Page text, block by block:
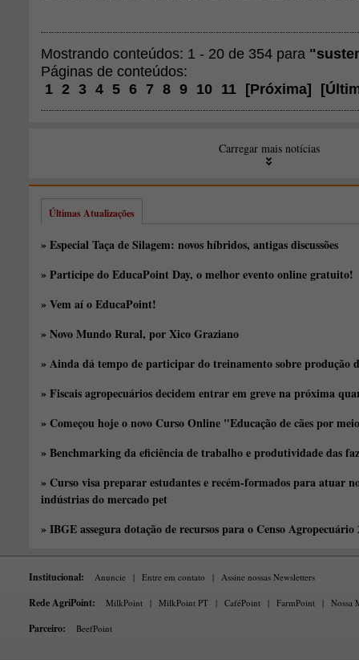
Mostrando conteúdos: 1 - 20 de 354 para
Páginas de conteúdos:
1 2 3 4 5 6 7 8 9 10 11 [Próxima] [
Carregar mais notícias
Últimas Atualizações
» Especial Taça de Silagem: novos híbridos, antigas discussões
» Participe do EducaPoint Day, o melhor evento online gratuito!
» Vem aí o EducaPoint!
» Novo Mundo Rural, por Xico Graziano
» Ainda dá tempo de participar do treinamento sobre produção
» Fiscais agropecuários decidem entrar em greve na próxima
» Começou hoje o novo Curso Online "Educação de cães por
» Benchmarking da eficiência de trabalho e produtividade das
» Curso visa preparar estudantes e recém-formados para atuar
indústrias do mercado pet
» IBGE assegura dotação de recursos para o Censo Agropecuário
Institucional: Anuncie | Entre em contato | Assine nossas Newsletters
Rede AgriPoint: MilkPoint | MilkPoint PT | CaféPoint | FarmPoint | Nossa
Parceiro: BeefPoint